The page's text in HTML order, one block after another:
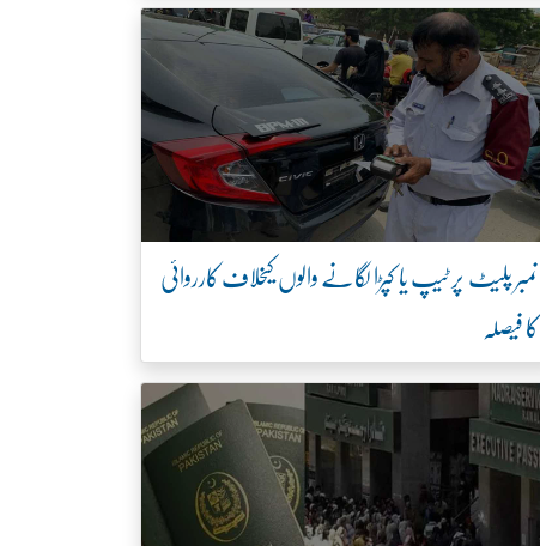
نمبر پلیٹ پر ٹیپ یا کپڑا لگانے والوں کیخلاف کارروائی
کا فیصلہ